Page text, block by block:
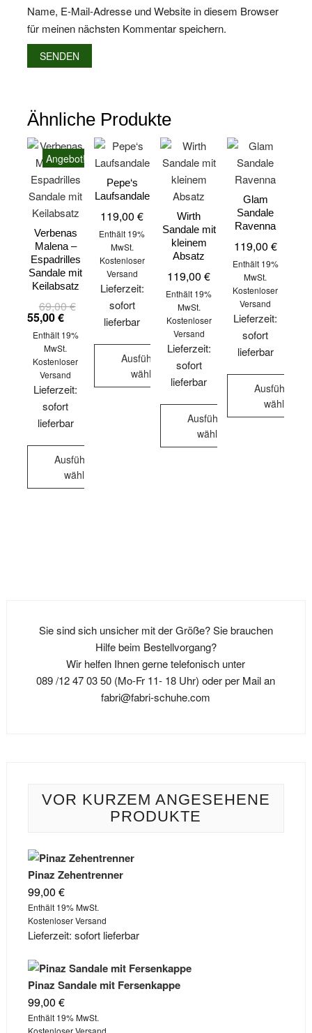
Name, E-Mail-Adresse und Website in diesem Browser
für meinen nächsten Kommentar speichern.
Ähnliche Produkte
Angebot!
Verbenas
Malena –
Espadrilles
Sandale mit
Keilabsatz
69,00€Ursprünglicher
Preis
69,00 €
55,00€
Aktueller
Preis
55,00 €.
Enthält 19%
MwSt.
Kostenloser
Versand
Lieferzeit:
sofort
lieferbar
Ausführung
wählen
können
der
Produktseite
Pepe‘s
Laufsandale
119,00€
Enthält 19%
MwSt.
Kostenloser
Versand
Lieferzeit:
sofort
lieferbar
Ausführung
wählen
Wirth
Sandale mit
kleinem
Absatz
119,00€
Enthält 19%
MwSt.
Kostenloser
Versand
Lieferzeit:
sofort
lieferbar
Ausführung
wählen
Produktseite
gewählt
werden
Glam
Sandale
Ravenna
119,00 €
Enthält 19%
MwSt.
Kostenloser
Versand
Lieferzeit:
sofort
lieferbar
Ausführung
wählen
gewählt
Sie sind sich unsicher mit der Größe? Sie brauchen
Hilfe beim Bestellvorgang?
Wir helfen Ihnen gerne telefonisch unter
089 /12 47 03 50 (Mo-Fr 11- 18 Uhr) oder per Mail an
fabri@fabri-schuhe.com
VOR KURZEM ANGESEHENE
PRODUKTE
Pinaz Zehentrenner
99,00 €
Enthält 19% MwSt.
Kostenloser Versand
Lieferzeit: sofort lieferbar
Pinaz Sandale mit Fersenkappe
99,00 €
Enthält 19% MwSt.
Kostenloser Versand